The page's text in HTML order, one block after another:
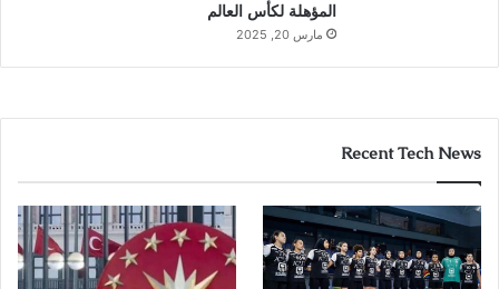
المؤهلة لكأس العالم
مارس 20, 2025
Recent Tech News